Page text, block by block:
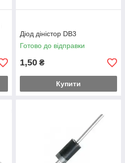
Діод діністор DB3
Готово до відправки
1,50 ₴
Купити